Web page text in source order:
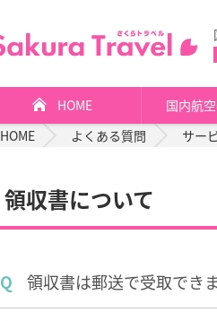
HOME 国内航
HOME
よくある質問 サー
領収書について
Q 領収書は郵送で受取でき